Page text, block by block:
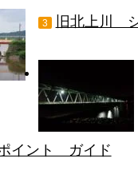
3 旧北上川
イント ガイド